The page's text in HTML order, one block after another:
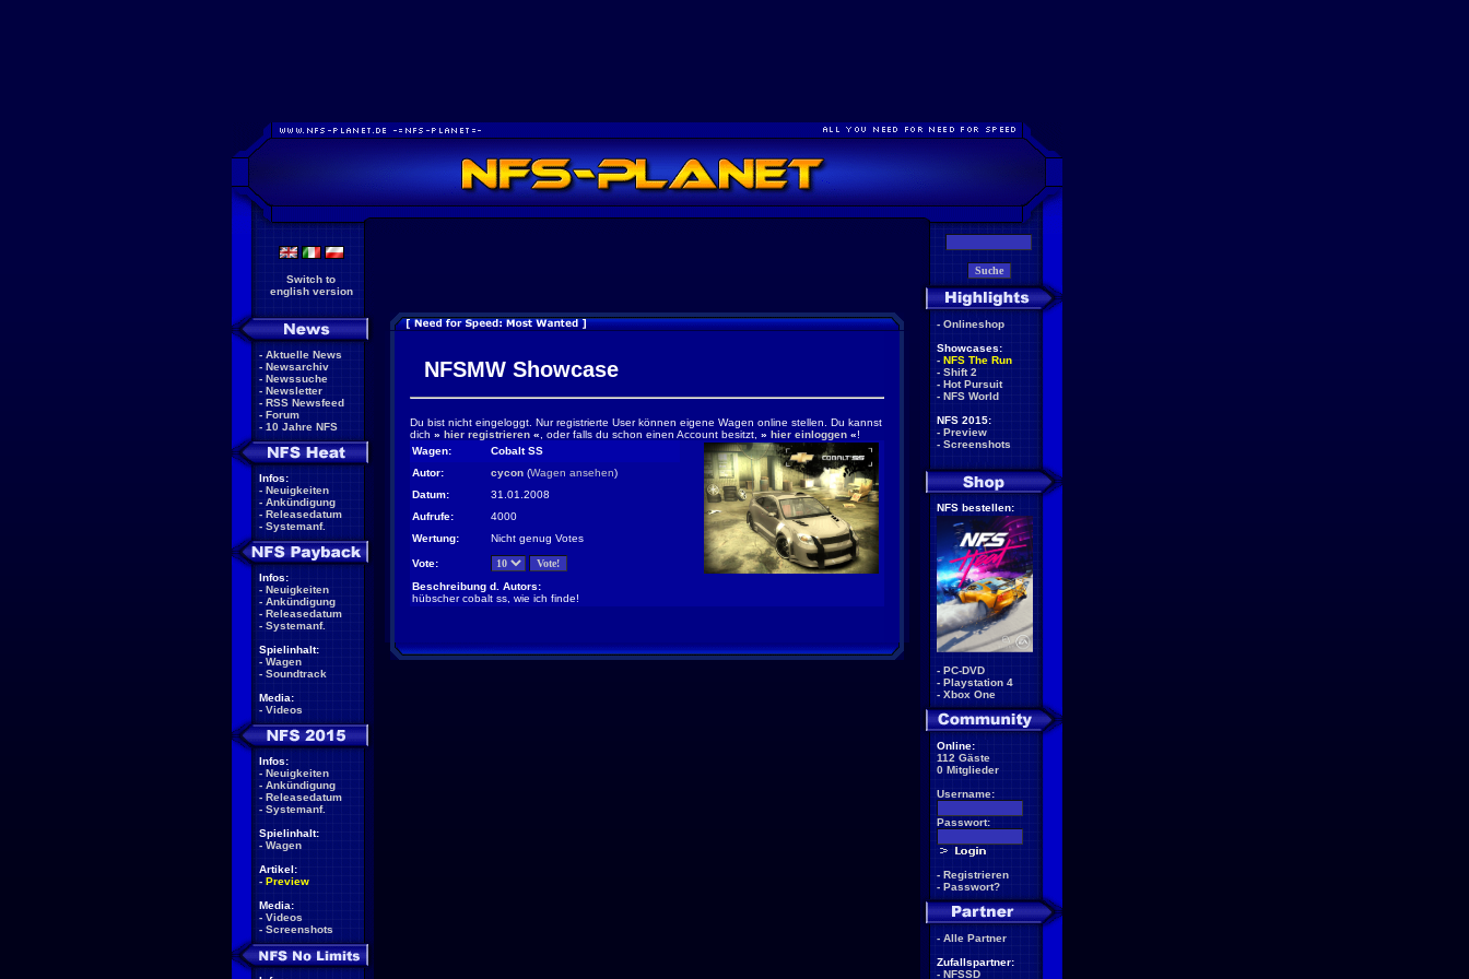
Switch to
english version
- Aktuelle News
- Newsarchiv
- Newssuche
- Newsletter
- RSS Newsfeed
- Forum
- 10 Jahre NFS
Infos:
- Neuigkeiten
- Ankündigung
- Releasedatum
- Systemanf.
Infos:
- Neuigkeiten
- Ankündigung
- Releasedatum
- Systemanf.
Spielinhalt:
- Wagen
- Soundtrack
Media:
- Videos
Infos:
- Neuigkeiten
- Ankündigung
- Releasedatum
- Systemanf.
Spielinhalt:
- Wagen
Artikel:
- Preview
Media:
- Videos
- Screenshots
NFSMW Showcase
Du bist nicht eingeloggt. Nur registrierte User können eigene Wagen online stellen. Du kannst
dich » hier registrieren « , oder falls du schon einen Account besitzt, » hier einloggen «!
Wagen:
Cobalt SS
Autor:
cycon (Wagen ansehen)
Datum:
31.01.2008
Aufrufe:
4000
Wertung:
Nicht genug Votes
Vote:
Beschreibung d. Autors:
hübscher cobalt ss, wie ich finde!
- Onlineshop
Showcases:
- NFS The Run
- Shift 2
- Hot Pursuit
- NFS World
NFS 2015:
- Preview
- Screenshots
NFS bestellen:
- PC-DVD
- Playstation 4
- Xbox One
Online:
112 Gäste
0 Mitglieder
Username:
Passwort:
- Registrieren
- Passwort?
- Alle Partner
Zufallspartner:
- NFSSD